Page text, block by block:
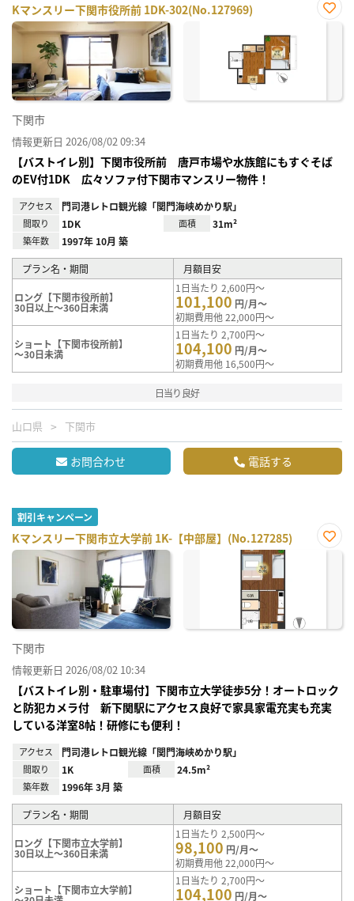
Kマンスリー下関市役所前 1DK-302(No.127969)
お気
下関市
情報更新日 2026/08/02 09:34
【バストイレ別】下関市役所前 唐戸市場や水族館にもすぐそば
のEV付1DK 広々ソファ付下関市マンスリー物件！
アクセス 門司港レトロ観光線「関門海峡めかり駅」
間取り 1DK 面積 31m²
築年数 1997年 10月 築
プラン名・期間 月額目安
ロング【下関市役所前】
30日以上～360日未満
1日当たり 2,600円～
101,100 円/月～
初期費用他 22,000円～
ショート【下関市役所前】
～30日未満
1日当たり 2,700円～
104,100 円/月～
初期費用他 16,500円～
日当り良好
山口県 下関市
お問合わせ 電話する
割引キャンペーン
Kマンスリー下関市立大学前 1K-【中部屋】(No.127285)
お気
下関市
情報更新日 2026/08/02 10:34
【バストイレ別・駐車場付】下関市立大学徒歩5分！オートロック
と防犯カメラ付 新下関駅にアクセス良好で家具家電充実も充実
している洋室8帖！研修にも便利！
アクセス 門司港レトロ観光線「関門海峡めかり駅」
間取り 1K 面積 24.5m²
築年数 1996年 3月 築
プラン名・期間 月額目安
ロング【下関市立大学前】
30日以上～360日未満
1日当たり 2,500円～
98,100 円/月～
初期費用他 22,000円～
ショート【下関市立大学前】
1日当たり 2,700円～
104,100 円/月～